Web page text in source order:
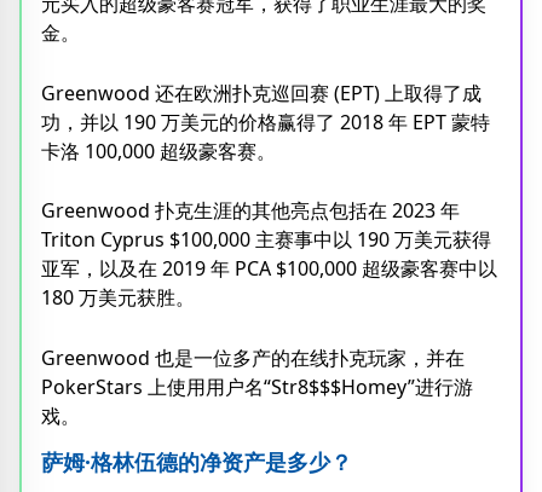
金。
Greenwood 还在欧洲扑克巡回赛 (EPT) 上取得了成
功，并以 190 万美元的价格赢得了 2018 年 EPT 蒙特
卡洛 100,000 超级豪客赛。
Greenwood 扑克生涯的其他亮点包括在 2023 年
Triton Cyprus $100,000 主赛事中以 190 万美元获得
亚军，以及在 2019 年 PCA $100,000 超级豪客赛中以
180 万美元获胜。
Greenwood 也是一位多产的在线扑克玩家，并在
PokerStars 上使用用户名“Str8$$$Homey”进行游
戏。
萨姆·格林伍德的净资产是多少？